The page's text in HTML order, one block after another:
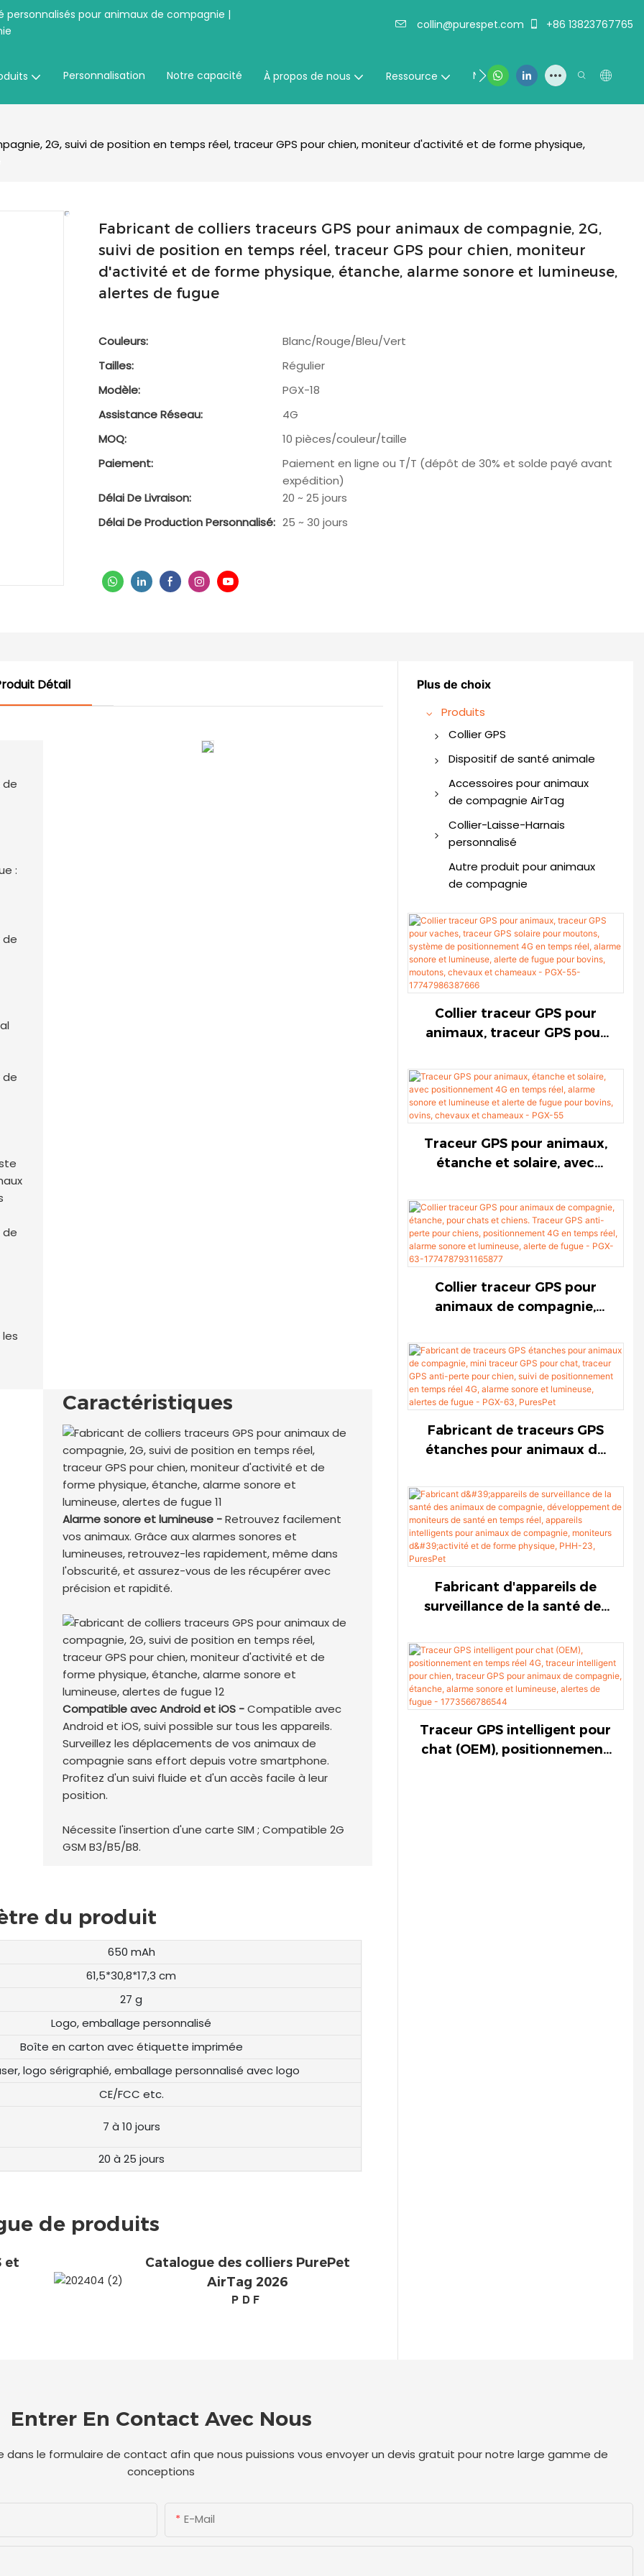
personnalisés pour animaux de compagnie |
collin@purespet.com +86 13823767765
Personnalisation Notre capacité À propos de nous Ressource Nous contacter
2G, suivi de position en temps réel, traceur GPS pour chien, moniteur d'activité et de forme physique,
Fabricant de colliers traceurs GPS pour animaux de compagnie, 2G,
suivi de position en temps réel, traceur GPS pour chien, moniteur
d'activité et de forme physique, étanche, alarme sonore et lumineuse,
alertes de fugue
Couleurs:
Blanc/Rouge/Bleu/Vert
Tailles:
Régulier
Modèle:
PGX-18
Assistance Réseau:
4G
MOQ:
10 pièces/couleur/taille
Paiement:
Paiement en ligne ou T/T (dépôt de 30% et solde payé avant
expédition)
Délai De Livraison:
20 ~ 25 jours
Délai De Production Personnalisé: 25 ~ 30 jours
Plus de choix
Produits
Collier GPS
Collier GPS pour chien
Traqueur GPS
Dispositif de santé animale
Moniteur de santé
intelligent pour animaux
Accessoires pour animaux
de compagnie AirTag
Collier pour chien AirTag
Collier pour chat AirTag
Harnais pour animaux
AirTag
Support pour chien
AirTag
AirTag pour animaux de
compagnie
Collier-Laisse-Harnais
personnalisé
Collier pour animaux de
compagnie personnalisé
compagnie personnalisé
Laisse pour animaux de
compagnie
personnalisée
Autre produit pour animaux
de compagnie
Collier traceur GPS pour
animaux, traceur GPS pour
pour moutons, système de
positionnement 4G en
temps réel, alarme sonore et
pour bovins, moutons,
chevaux et chameaux - PGX-
Traceur GPS pour animaux,
étanche et solaire, avec
temps réel, alarme sonore et
lumineuse et alerte de fugue
pour bovins, ovins, chevaux
et chameaux - PGX-55
Collier traceur GPS pour
animaux de compagnie,
chiens. Traceur GPS anti-
perte pour chiens,
positionnement 4G en
temps réel, alarme sonore et
lumineuse, alerte de fugue -
PGX-63-1774787931165877
Fabricant de traceurs GPS
étanches pour animaux de
GPS pour chat, traceur GPS
anti-perte pour chien, suivi
de positionnement en
temps réel 4G, alarme
sonore et lumineuse, alertes
de fugue - PGX-63, PuresPet
Fabricant d'appareils de
surveillance de la santé des
développement de
moniteurs de santé en
temps réel, appareils
intelligents pour animaux de
compagnie, moniteurs
d'activité et de forme
physique, PHH-23, PuresPet
Traceur GPS intelligent pour
chat (OEM), positionnement
Détail
:
Caractéristiques
Alarme sonore et lumineuse -Retrouvez facilement
vos animaux. Grâce aux alarmes sonores et
lumineuses, retrouvez-les rapidement, même dans
l'obscurité, et assurez-vous de les récupérer avec
précision et rapidité.
Compatible avec Android et iOS -Compatible avec
Android et iOS, suivi possible sur tous les appareils.
Surveillez les déplacements de vos animaux de
compagnie sans effort depuis votre smartphone.
Profitez d'un suivi fluide et d'un accès facile à leur
position.
Nécessite l'insertion d'une carte SIM ; Compatible 2G
GSM B3/B5/B8.
du produit
650 mAh
61,5*30,8*17,3 cm
27 g
Logo, emballage personnalisé
Boîte en carton avec étiquette imprimée
logo sérigraphié, emballage personnalisé avec logo
CE/FCC etc.
7 à 10 jours
20 à 25 jours
de produits
et
Catalogue des colliers PurePet
AirTag 2026
PDF
Entrer En Contact Avec Nous
le formulaire de contact afin que nous puissions vous envoyer un devis gratuit pour notre large gamme de
conceptions
E-Mail